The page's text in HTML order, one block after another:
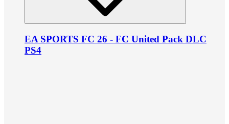
EA SPORTS FC 26 - FC United Pack DLC
PS4